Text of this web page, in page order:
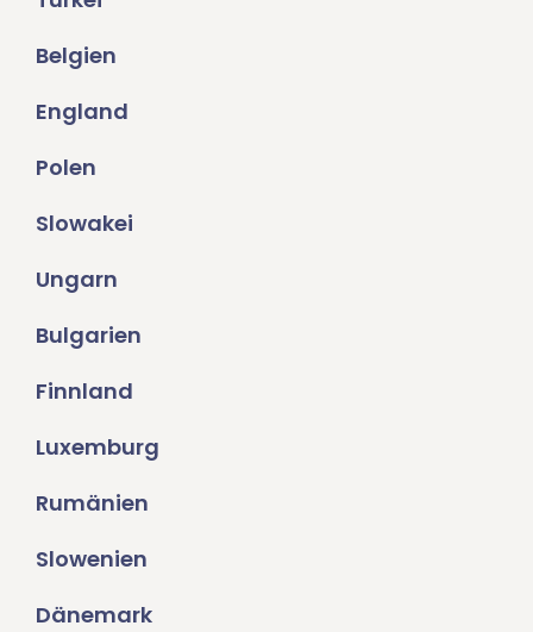
Belgien
England
Polen
Slowakei
Ungarn
Bulgarien
Finnland
Luxemburg
Rumänien
Slowenien
Dänemark